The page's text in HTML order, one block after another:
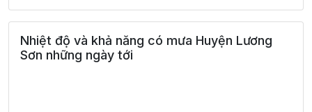
Nhiệt độ và khả năng có mưa Huyện Lương
Sơn những ngày tới